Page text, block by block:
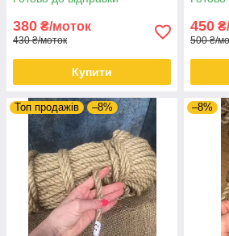
380 ₴/моток
430 ₴/моток
Купити
450
500 ₴/
Топ продажів –8% –8%